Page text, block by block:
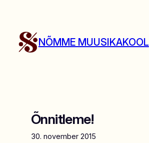
juurde
NÕMME MUUSIKAKOOL
Õnnitleme!
30. november 2015